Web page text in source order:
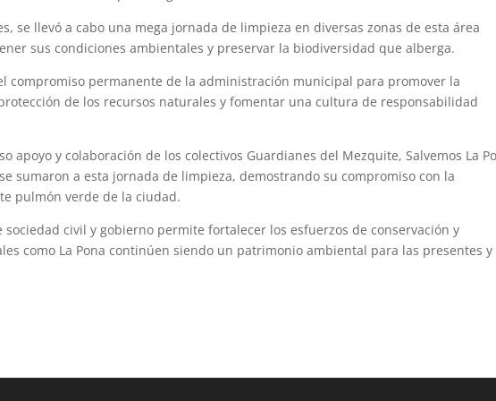
se llevó a cabo una mega jornada de limpieza en diversas zonas de esta área
sus condiciones ambientales y preservar la biodiversidad que alberga.
compromiso permanente de la administración municipal para promover la
de los recursos naturales y fomentar una cultura de responsabilidad
apoyo y colaboración de los colectivos Guardianes del Mezquite, Salvemos La
sumaron a esta jornada de limpieza, demostrando su compromiso con la
pulmón verde de la ciudad.
civil y gobierno permite fortalecer los esfuerzos de conservación y
como La Pona continúen siendo un patrimonio ambiental para las presentes y